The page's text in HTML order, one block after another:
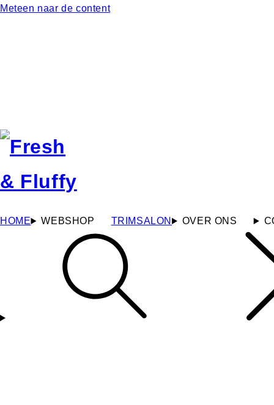
Meteen naar de content
HOME WEBSHOP TRIMSALON OVER ONS